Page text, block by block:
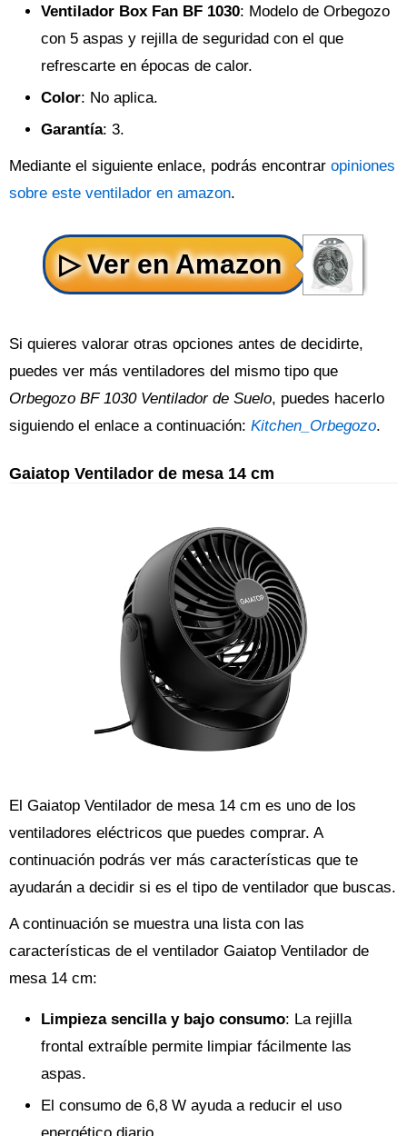
Ventilador Box Fan BF 1030: Modelo de Orbegozo
con 5 aspas y rejilla de seguridad con el que
refrescarte en épocas de calor.
Color: No aplica.
Garantía: 3.
Mediante el siguiente enlace, podrás encontrar opiniones
sobre este ventilador en amazon.
Si quieres valorar otras opciones antes de decidirte,
puedes ver más ventiladores del mismo tipo que
Orbegozo BF 1030 Ventilador de Suelo, puedes hacerlo
siguiendo el enlace a continuación: Kitchen_Orbegozo.
Gaiatop Ventilador de mesa 14 cm
El Gaiatop Ventilador de mesa 14 cm es uno de los
ventiladores eléctricos que puedes comprar. A
continuación podrás ver más características que te
ayudarán a decidir si es el tipo de ventilador que buscas.
A continuación se muestra una lista con las
características de el ventilador Gaiatop Ventilador de
mesa 14 cm:
Limpieza sencilla y bajo consumo: La rejilla
frontal extraíble permite limpiar fácilmente las
aspas.
El consumo de 6,8 W ayuda a reducir el uso